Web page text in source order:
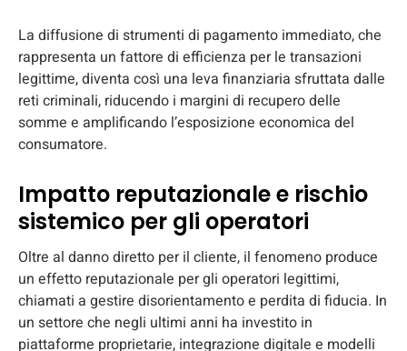
La diffusione di strumenti di pagamento immediato, che
rappresenta un fattore di efficienza per le transazioni
legittime, diventa così una leva finanziaria sfruttata dalle
reti criminali, riducendo i margini di recupero delle
somme e amplificando l’esposizione economica del
consumatore.
Impatto reputazionale e rischio
sistemico per gli operatori
Oltre al danno diretto per il cliente, il fenomeno produce
un effetto reputazionale per gli operatori legittimi,
chiamati a gestire disorientamento e perdita di fiducia. In
un settore che negli ultimi anni ha investito in
piattaforme proprietarie, integrazione digitale e modelli